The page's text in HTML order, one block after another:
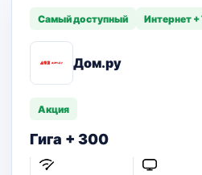
Самый доступный Интернет +
Дом.ру
Акция
Гига + 300